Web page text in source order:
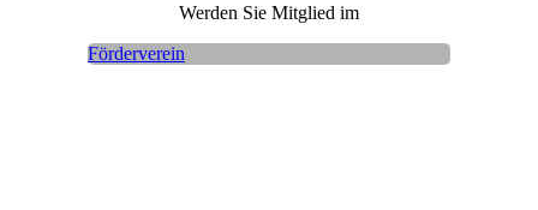
Werden Sie Mitglied im
Förderverein